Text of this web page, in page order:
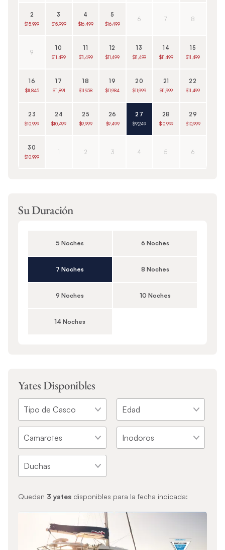
2
$15,999
3
$15,999
4
$16,499
5
$16,499
6 7 8
9
10
$11,499
11
$11,499
12
$11,499
13
$11,499
14
$11,499
15
$11,499
16
$11,845
17
$11,891
18
$11,938
19
$11,984
20
$11,999
21
$11,999
22
$11,499
23
$10,999
24
$10,499
25
$9,999
26
$9,499
27
$9,249
28
$10,999
29
$10,999
30
$10,999
1 2 3 4 5 6
Su Duración
5 Noches 6 Noches
7 Noches 8 Noches
9 Noches 10 Noches
14 Noches
Yates Disponibles
Quedan 3 yatesdisponibles para la fecha indicada: